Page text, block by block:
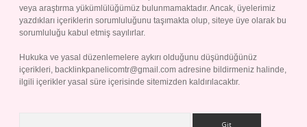
veya araştırma yükümlülüğümüz bulunmamaktadır. Ancak, üyelerimiz
yazdıkları içeriklerin sorumluluğunu taşımakta olup, siteye üye olarak bu
sorumluluğu kabul etmiş sayılırlar.
Hukuka ve yasal düzenlemelere aykırı olduğunu düşündüğünüz
içerikleri, backlinkpanelicomtr@gmail.com adresine bildirmeniz halinde,
ilgili içerikler yasal süre içerisinde sitemizden kaldırılacaktır.